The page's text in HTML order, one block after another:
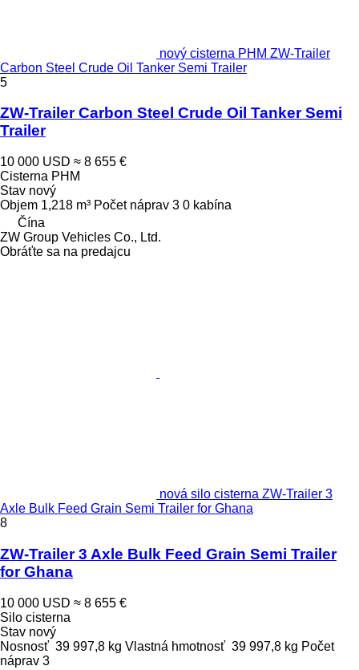
nový cisterna PHM ZW-Trailer
Carbon Steel Crude Oil Tanker Semi Trailer
5
ZW-Trailer Carbon Steel Crude Oil Tanker Semi
Trailer
10 000 USD ≈ 8 655 €
Cisterna PHM
Stav nový
Objem 1,218 m³ Počet náprav 3 0 kabína
Čína
ZW Group Vehicles Co., Ltd.
Obráťte sa na predajcu
nová silo cisterna ZW-Trailer 3
Axle Bulk Feed Grain Semi Trailer for Ghana
8
ZW-Trailer 3 Axle Bulk Feed Grain Semi Trailer
for Ghana
10 000 USD ≈ 8 655 €
Silo cisterna
Stav nový
Nosnosť 39 997,8 kg Vlastná hmotnosť 39 997,8 kg Počet
náprav 3